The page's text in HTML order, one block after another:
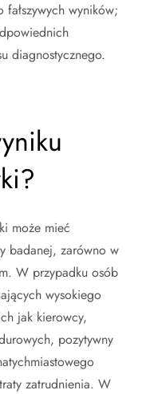
wyników;
diagnostycznego.
może mieć
badanej, zarówno w
W przypadku osób
wysokiego
jak kierowcy,
pozytywny
zatrudnienia. W